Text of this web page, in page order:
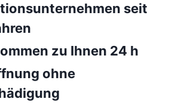
seit
zu Ihnen 24 h
ohne